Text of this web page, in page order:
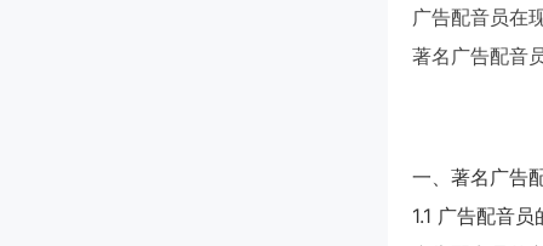
广告配音员在
著名广告配音
一、著名广告
1.1 广告配音员